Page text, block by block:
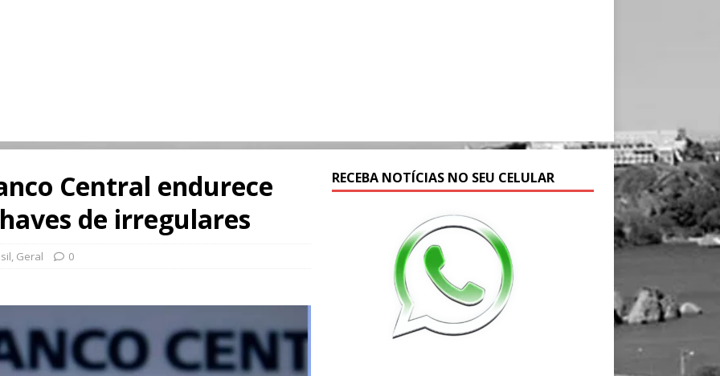
Central endurece
de irregulares
, Geral 0
RECEBA NOTÍCIAS NO SEU CELULAR